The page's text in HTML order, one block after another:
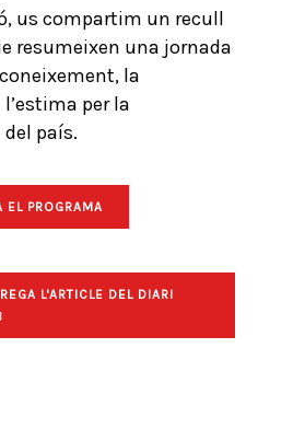
us compartim un recull
resumeixen una jornada
la
per la
país.
EL PROGRAMA
L'ARTICLE DEL DIARI